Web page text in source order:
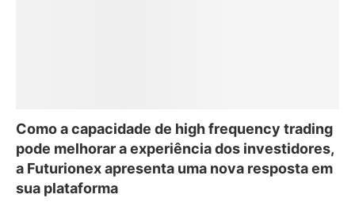
Como a capacidade de high frequency trading
pode melhorar a experiência dos investidores,
a Futurionex apresenta uma nova resposta em
sua plataforma